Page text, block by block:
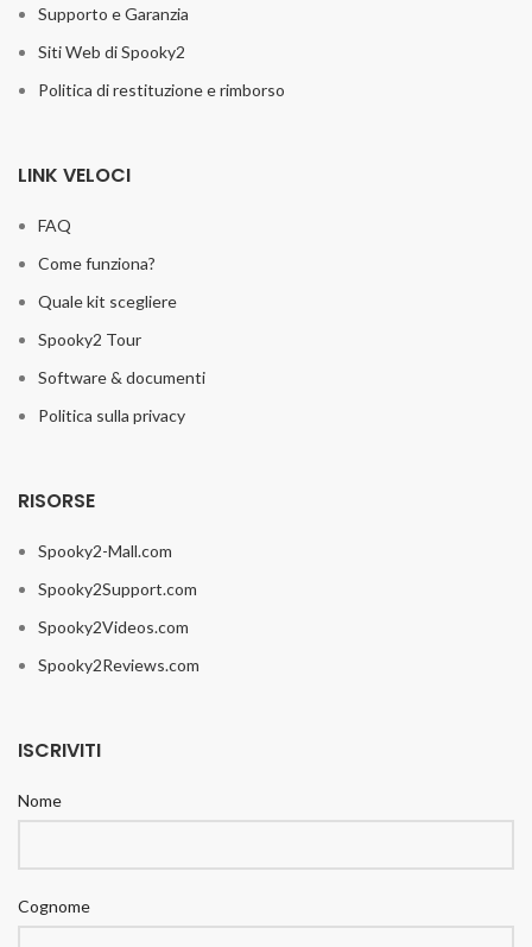
Supporto e Garanzia
Siti Web di Spooky2
Politica di restituzione e rimborso
LINK VELOCI
FAQ
Come funziona?
Quale kit scegliere
Spooky2 Tour
Software & documenti
Politica sulla privacy
RISORSE
Spooky2-Mall.com
Spooky2Support.com
Spooky2Videos.com
Spooky2Reviews.com
ISCRIVITI
Nome
Cognome